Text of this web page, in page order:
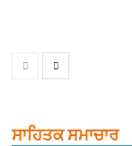
ਸਾਹਿਤਕ ਸਮਾਚਾਰ